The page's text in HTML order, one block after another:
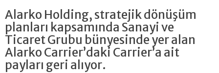
Alarko Holding, stratejik dönüşüm
planları kapsamında Sanayi ve
Ticaret Grubu bünyesinde yer alan
Alarko Carrier’daki Carrier’a ait
payları geri alıyor.